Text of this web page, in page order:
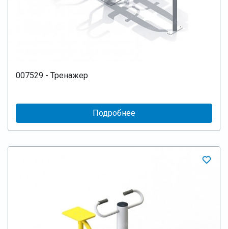
007529 - Тренажер
Подробнее